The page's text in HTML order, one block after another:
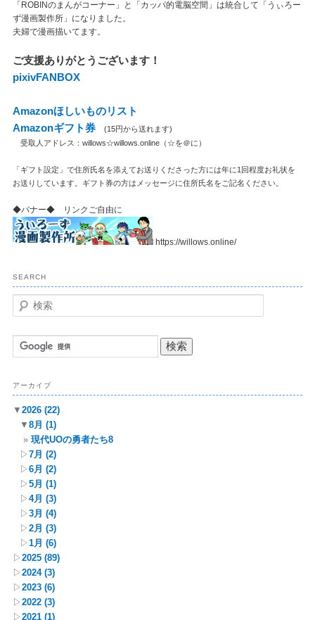
「ROBINのまんがコーナー」と「カッパ的電脳空間」は統合して「うぃろー
ず漫画製作所」になりました。
夫婦で漫画描いてます。
ご支援ありがとうございます！
pixivFANBOX
Amazonほしいものリスト
Amazonギフト券
(15円から送れます)
受取人アドレス：willows☆willows.online（☆を＠に）
「ギフト設定」で住所氏名を添えてお送りくださった方には年に1回程度お礼状を
お送りしています。ギフト券の方はメッセージに住所氏名をご記名ください。
◆バナー◆ リンクご自由に
https://willows.online/
SEARCH
検
索
アーカイブ
▼ 2026 (22)
▼ 8月 (1)
現代UOの勇者たち8
▷7月 (2)
▷6月 (2)
▷5月 (1)
▷4月 (3)
▷3月 (4)
▷2月 (3)
▷1月 (6)
▷2025 (89)
▷2024 (3)
▷2023 (6)
▷2022 (3)
▷2021 (1)